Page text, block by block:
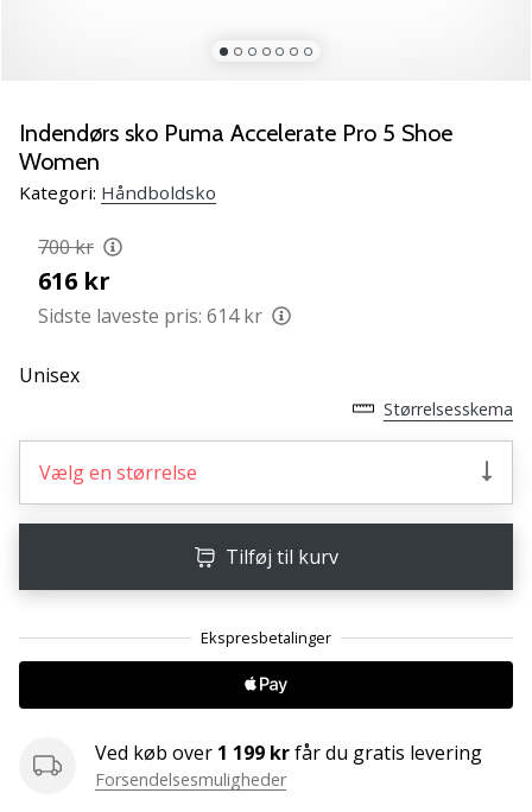
de
nye
PUMA
Accelerate
SQD
håndboldsko
Oplev
tekniske
opdateringer
find
om
•
2 min. Læsning
Indendørs sko Puma Accelerate Pro 5 Shoe
Women
Kategori: Håndboldsko
700 kr
616 kr
Sidste laveste pris: 614 kr
Unisex
Størrelsesskema
Vælg en størrelse
Tilføj til kurv
Ved køb over 1 199 krfår du gratis levering
Forsendelsesmuligheder